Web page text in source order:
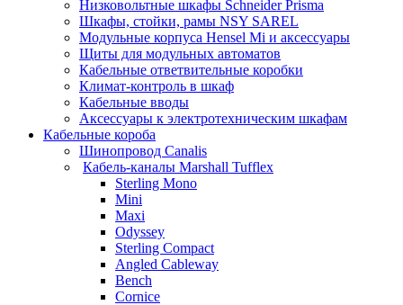
Низковольтные шкафы Schneider Prisma
Шкафы, стойки, рамы NSY SAREL
Модульные корпуса Hensel Mi и аксессуары
Щиты для модульных автоматов
Кабельные ответвительные коробки
Климат-контроль в шкаф
Кабельные вводы
Аксессуары к электротехническим шкафам
Кабельные короба
Шинопровод Canalis
Кабель-каналы Marshall Tufflex
Sterling Mono
Mini
Maxi
Odyssey
Sterling Compact
Angled Cableway
Bench
Cornice